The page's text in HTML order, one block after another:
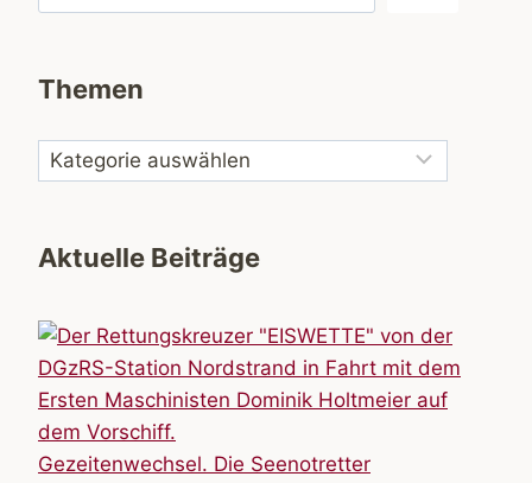
Themen
Aktuelle Beiträge
Gezeitenwechsel. Die Seenotretter